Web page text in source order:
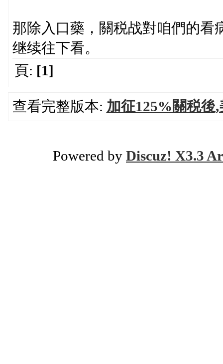
那除入口藥，關税战對咱們的看
继续往下看。
頁: [1]
查看完整版本: 加征125%關税後
Powered by Discuz! X3.3